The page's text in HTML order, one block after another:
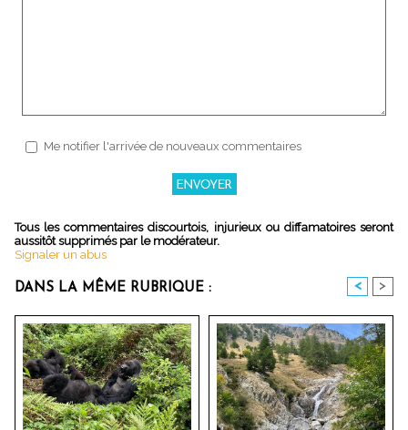
Me notifier l'arrivée de nouveaux commentaires
Tous les commentaires discourtois, injurieux ou diffamatoires seront
aussitôt supprimés par le modérateur.
Signaler un abus
DANS LA MÊME RUBRIQUE : < >